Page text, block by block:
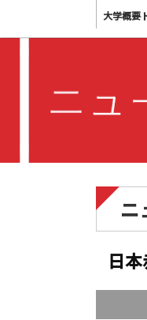
大学概要
ニ
日